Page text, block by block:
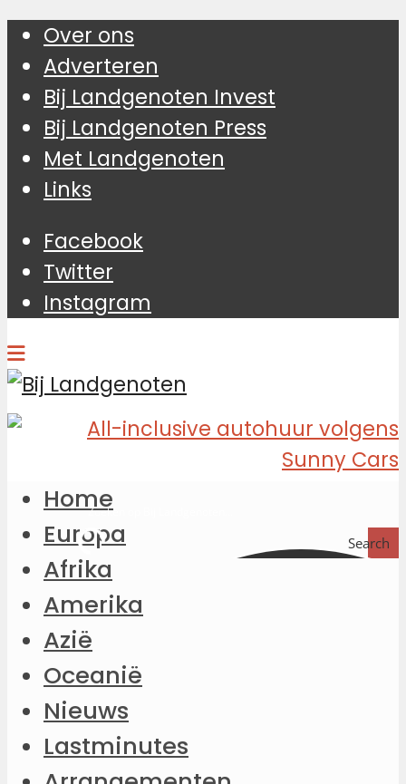
Over ons
Adverteren
Bij Landgenoten Invest
Bij Landgenoten Press
Met Landgenoten
Links
Facebook
Twitter
Instagram
Search
Home
Europa
Afrika
Amerika
Azië
Oceanië
Nieuws
Lastminutes